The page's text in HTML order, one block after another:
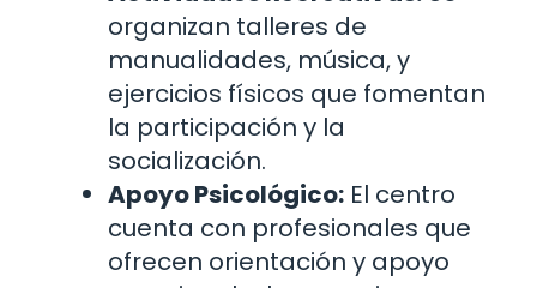
organizan talleres de
manualidades, música, y
ejercicios físicos que fomentan
la participación y la
socialización.
Apoyo Psicológico: El centro
cuenta con profesionales que
ofrecen orientación y apoyo